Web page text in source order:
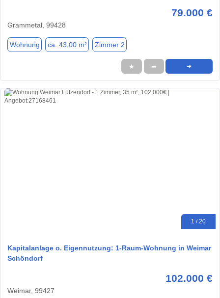
79.000 €
Grammetal, 99428
Wohnung ca. 43,00 m² Zimmer 2
★ ➦ ➜
1 / 20
Kapitalanlage o. Eigennutzung: 1-Raum-Wohnung in Weimar
Schöndorf
102.000 €
Weimar, 99427